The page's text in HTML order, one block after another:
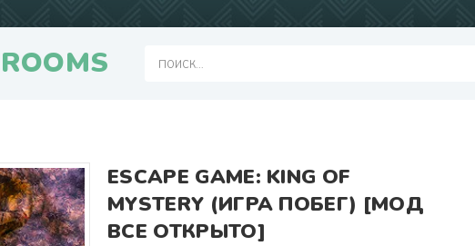
ROOMS
ESCAPE GAME: KING OF
MYSTERY (ИГРА ПОБЕГ) [МОД
ВСЕ ОТКРЫТО]